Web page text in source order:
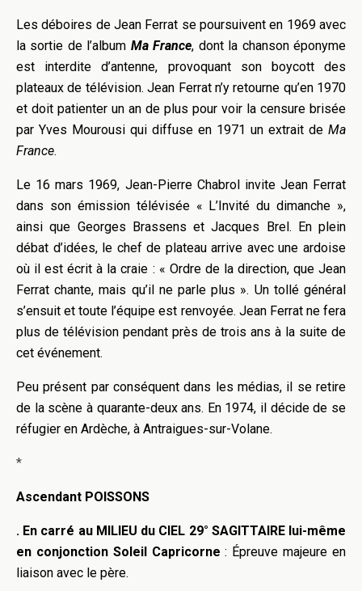
Les déboires de Jean Ferrat se poursuivent en 1969 avec
la sortie de l’album Ma France, dont la chanson éponyme
est interdite d’antenne, provoquant son boycott des
plateaux de télévision. Jean Ferrat n’y retourne qu’en 1970
et doit patienter un an de plus pour voir la censure brisée
par Yves Mourousi qui diffuse en 1971 un extrait de Ma
France.
Le 16 mars 1969, Jean-Pierre Chabrol invite Jean Ferrat
dans son émission télévisée « L’Invité du dimanche »,
ainsi que Georges Brassens et Jacques Brel. En plein
débat d’idées, le chef de plateau arrive avec une ardoise
où il est écrit à la craie : « Ordre de la direction, que Jean
Ferrat chante, mais qu’il ne parle plus ». Un tollé général
s’ensuit et toute l’équipe est renvoyée. Jean Ferrat ne fera
plus de télévision pendant près de trois ans à la suite de
cet événement.
Peu présent par conséquent dans les médias, il se retire
de la scène à quarante-deux ans. En 1974, il décide de se
réfugier en Ardèche, à Antraigues-sur-Volane.
*
Ascendant POISSONS
. En carré au MILIEU du CIEL 29° SAGITTAIRE lui-même
en conjonction Soleil Capricorne: Épreuve majeure en
liaison avec le père.